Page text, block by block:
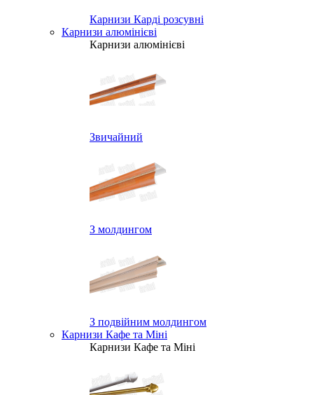
Карнизи Карді розсувні
Карнизи алюмінієві
Карнизи алюмінієві
Звичайний
З молдингом
З подвійним молдингом
Карнизи Кафе та Міні
Карнизи Кафе та Міні